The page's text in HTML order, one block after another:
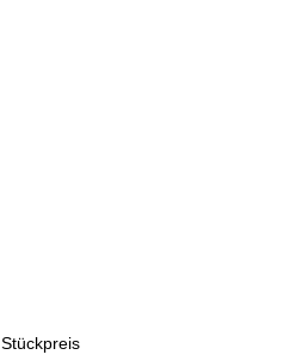
Stückpreis